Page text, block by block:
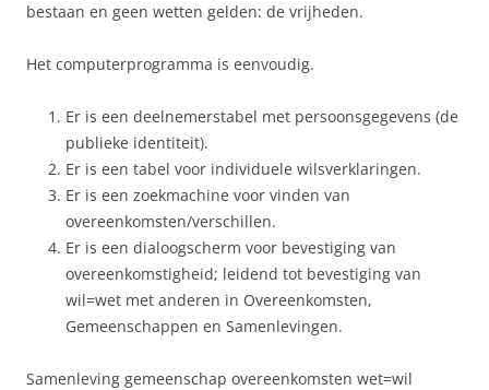
bestaan en geen wetten gelden: de vrijheden.
Het computerprogramma is eenvoudig.
Er is een deelnemerstabel met persoonsgegevens (de
publieke identiteit).
Er is een tabel voor individuele wilsverklaringen.
Er is een zoekmachine voor vinden van
overeenkomsten/verschillen.
Er is een dialoogscherm voor bevestiging van
overeenkomstigheid; leidend tot bevestiging van
wil=wet met anderen in Overeenkomsten,
Gemeenschappen en Samenlevingen.
Samenleving gemeenschap overeenkomsten wet=wil